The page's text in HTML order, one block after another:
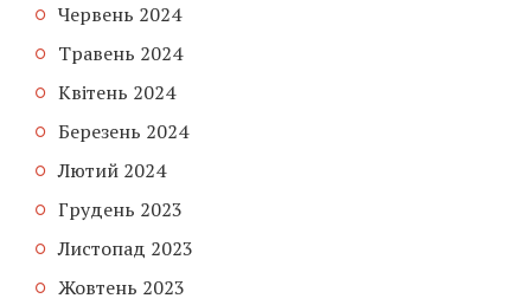
Червень 2024
Травень 2024
Квітень 2024
Березень 2024
Лютий 2024
Грудень 2023
Листопад 2023
Жовтень 2023